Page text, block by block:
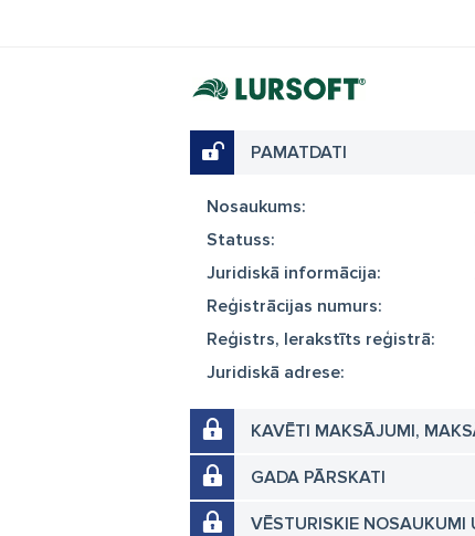
PAMATDATI
Nosaukums:
Statuss:
Juridiskā informācija:
Reģistrācijas numurs:
Reģistrs, Ierakstīts reģistrā:
Juridiskā adrese:
KAVĒTI MAKSĀJUMI,
GADA PĀRSKATI
VĒSTURISKIE NOSAUKUMI